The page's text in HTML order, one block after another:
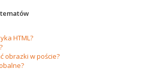
HTML?
obrazki w poście?